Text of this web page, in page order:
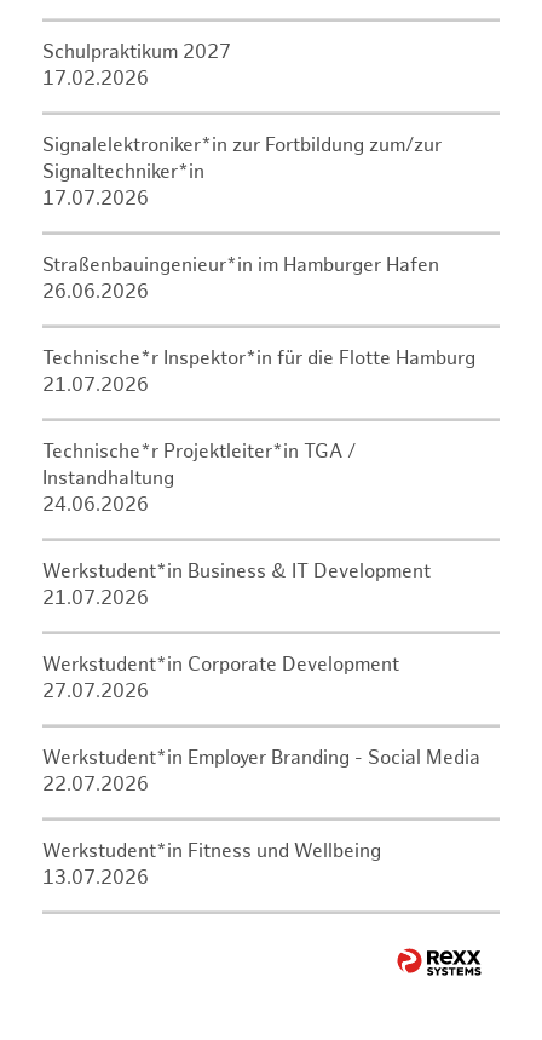
Schulpraktikum 2027
17.02.2026
Signalelektroniker*in zur Fortbildung zum/zur
Signaltechniker*in
17.07.2026
Straßenbauingenieur*in im Hamburger Hafen
26.06.2026
Technische*r Inspektor*in für die Flotte Hamburg
21.07.2026
Technische*r Projektleiter*in TGA /
Instandhaltung
24.06.2026
Werkstudent*in Business & IT Development
21.07.2026
Werkstudent*in Corporate Development
27.07.2026
Werkstudent*in Employer Branding - Social Media
22.07.2026
Werkstudent*in Fitness und Wellbeing
13.07.2026